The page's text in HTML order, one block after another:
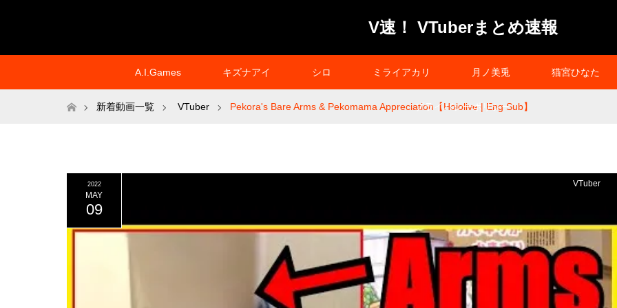
V速！ VTuberまとめ速報
A.I.Games キズナアイ シロ ミライアカリ 月ノ美兎 猫宮ひなた
プライバシーポリシー
ホーム新着動画一覧 VTuber Pekora's Bare Arms & Pekomama Appreciation【Hololive | Eng Sub】
2022
MAY
09
VTuber